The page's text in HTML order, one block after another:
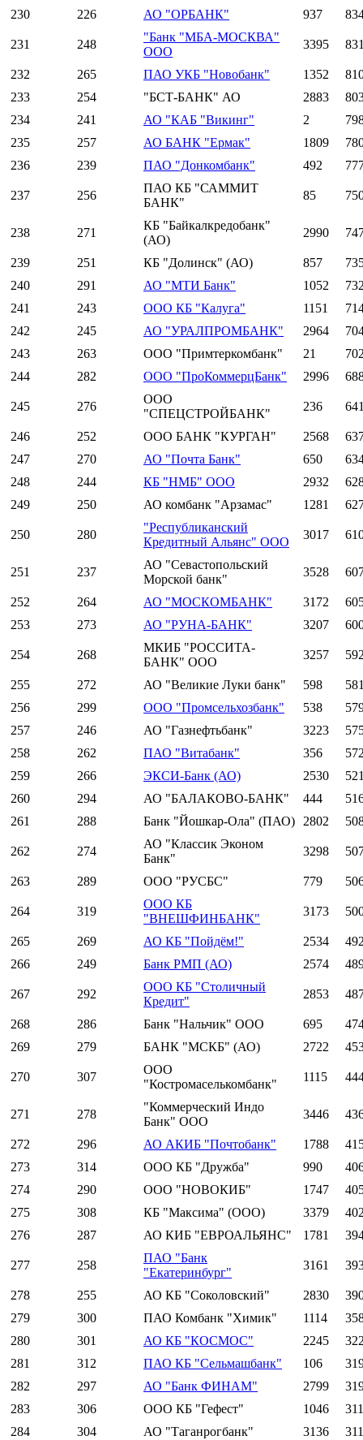
230 226 АО "ОРБАНК" 937
231 248
"Банк "МБА-МОСКВА"
ООО
3395
232 265 ПАО УКБ "Новобанк" 1352
233
254 "БСТ-БАНК" АО 2883
234
241 АО "КАБ "Викинг" 2
235
257 АО БАНК "Ермак" 1809
236
239 ПАО "Донкомбанк" 492
237 256
ПАО КБ "САММИТ
БАНК"
85
238 271
КБ "Байкалкредобанк"
(АО)
2990
239 251 КБ "Долинск" (АО) 857
240
291 АО "МТИ Банк" 1052
241
243 ООО КБ "Калуга" 1151
242
245 АО "УРАЛПРОМБАНК" 2964
243
263 ООО "Примтеркомбанк" 21
244
282 ООО "ПроКоммерцБанк" 2996
245 276
ООО
"СПЕЦСТРОЙБАНК"
236
246 252 ООО БАНК "КУРГАН" 2568
247
270 АО "Почта Банк" 650
248
244 КБ "НМБ" ООО 2932
249
250 АО комбанк "Арзамас" 1281
250 280
"Республиканский
Кредитный Альянс" ООО
3017
251 237
АО "Севастопольский
Морской банк"
3528
252 264 АО "МОСКОМБАНК" 3172
253
273 АО "РУНА-БАНК" 3207
254 268
МКИБ "РОССИТА-
БАНК" ООО
3257
255 272 АО "Великие Луки банк" 598
256
299 ООО "Промсельхозбанк" 538
257
246 АО "Газнефтьбанк" 3223
258
262 ПАО "Витабанк" 356
259
266 ЭКСИ-Банк (АО) 2530
260
294 АО "БАЛАКОВО-БАНК" 444
261
288 Банк "Йошкар-Ола" (ПАО) 2802
262 274
АО "Классик Эконом
Банк"
3298
263 289 ООО "РУСБС" 779
264 319
ООО КБ
"ВНЕШФИНБАНК"
3173
265 269 АО КБ "Пойдём!" 2534
266
249 Банк РМП (АО) 2574
267 292
ООО КБ "Столичный
Кредит"
2853
268 286 Банк "Нальчик" ООО 695
269
279 БАНК "МСКБ" (АО) 2722
270 307
ООО
"Костромаселькомбанк"
1115
271 278
"Коммерческий Индо
Банк" ООО
3446
272 296 АО АКИБ "Почтобанк" 1788
273
314 ООО КБ "Дружба" 990
274
290 ООО "НОВОКИБ" 1747
275
308 КБ "Максима" (ООО) 3379
276
287 АО КИБ "ЕВРОАЛЬЯНС" 1781
277 258
ПАО "Банк
"Екатеринбург"
3161
278 255 АО КБ "Соколовский" 2830
279
300 ПАО Комбанк "Химик" 1114
280
301 АО КБ "КОСМОС" 2245
281
312 ПАО КБ "Сельмашбанк" 106
282
297 АО "Банк ФИНАМ" 2799
283
306 ООО КБ "Гефест" 1046
311
284
304 АО "Таганрогбанк" 3136
311